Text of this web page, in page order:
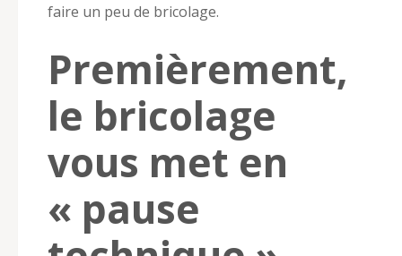
faire un peu de bricolage.
Premièrement,
le bricolage
vous met en
« pause